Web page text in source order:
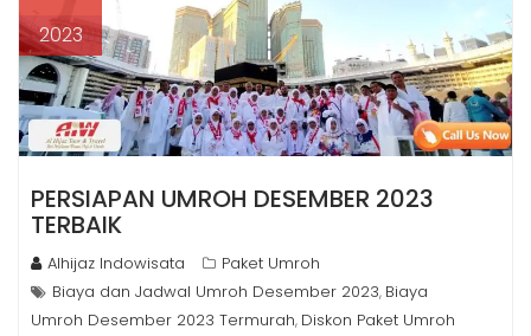
2023
PERSIAPAN UMROH DESEMBER 2023
TERBAIK
Alhijaz Indowisata
Paket Umroh
Biaya dan Jadwal Umroh Desember 2023, Biaya
Umroh Desember 2023 Termurah, Diskon Paket Umroh